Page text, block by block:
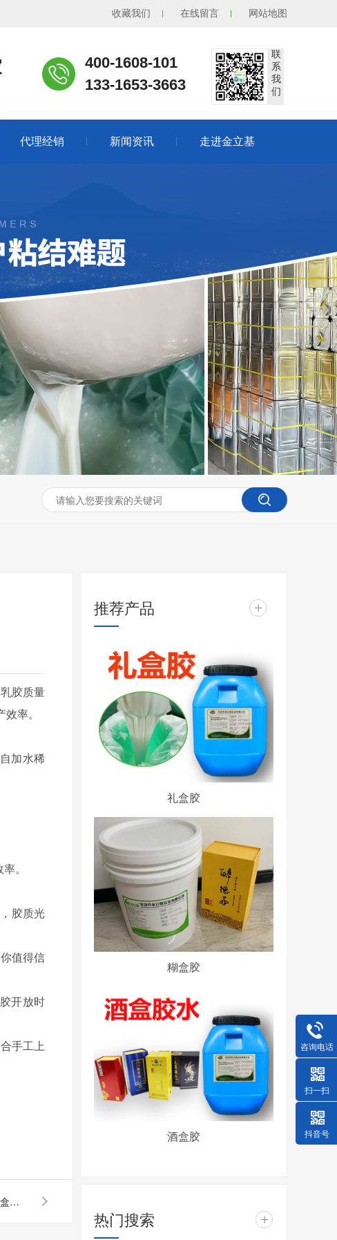
收藏我们 在线留言 网站地图
联
系
我
们
400-1608-101
133-1653-3663
代理经销 新闻资讯 走进金立基
胶质量
率。
加水稀
。
胶质光
值得信
开放时
手工上
您是不是也在找适用于手工糊盒的礼盒胶呢？
推荐产品 +
礼盒胶
糊盒胶
酒盒胶
热门搜索 +
咨询电话
扫一扫
抖音号